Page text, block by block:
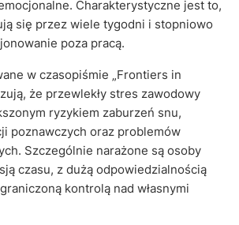
Charakterystyczne jest to,
się przez wiele tygodni i stopniowo
poza pracą.
w czasopiśmie „Frontiers in
że przewlekły stres zawodowy
ryzykiem zaburzeń snu,
poznawczych oraz problemów
Szczególnie narażone są osoby
czasu, z dużą odpowiedzialnością
kontrolą nad własnymi